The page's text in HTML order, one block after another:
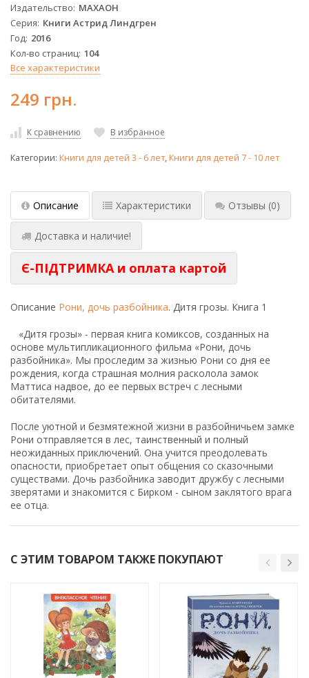
Издательство МАХАОН
Серия Книги Астрид Линдгрен
Год 2016
Кол-во страниц 104
Все характеристики
249 грн.
К сравнению В избранное
Категории: Книги для детей 3 - 6 лет,Книги для детей 7 - 10 лет
Описание Характеристики Отзывы (0)
Доставка и наличие!
Є-ПІДТРИМКА и оплата картой
Описание Рони, дочь разбойника. Дитя грозы. Книга 1
«Дитя грозы» - первая книга комиксов, созданных на
основе мультипликационного фильма «Рони, дочь
разбойника». Мы проследим за жизнью Рони со дня ее
рождения, когда страшная молния расколола замок
Маттиса надвое, до ее первых встреч с лесными
обитателями.
После уютной и безмятежной жизни в разбойничьем замке
Рони отправляется в лес, таинственный и полный
неожиданных приключений. Она учится преодолевать
опасности, приобретает опыт общения со сказочными
существами. Дочь разбойника заводит дружбу с лесными
зверятами и знакомится с Бирком - сыном заклятого врага
ее отца.
С ЭТИМ ТОВАРОМ ТАКЖЕ ПОКУПАЮТ